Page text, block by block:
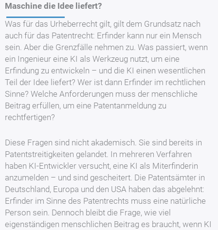
Maschine die Idee liefert?
Was für das Urheberrecht gilt, gilt dem Grundsatz nach
auch für das Patentrecht: Erfinder kann nur ein Mensch
sein. Aber die Grenzfälle nehmen zu. Was passiert, wenn
ein Ingenieur eine KI als Werkzeug nutzt, um eine
Erfindung zu entwickeln – und die KI einen wesentlichen
Teil der Idee liefert? Wer ist dann Erfinder im rechtlichen
Sinne? Welche Anforderungen muss der menschliche
Beitrag erfüllen, um eine Patentanmeldung zu
rechtfertigen?
Diese Fragen sind nicht akademisch. Sie sind bereits in
Patentstreitigkeiten gelandet. In mehreren Verfahren
haben KI-Entwickler versucht, eine KI als Miterfinderin
anzumelden – und sind gescheitert. Die Patentsämter in
Deutschland, Europa und den USA haben das abgelehnt:
Erfinder im Sinne des Patentrechts muss eine natürliche
Person sein. Dennoch bleibt die Frage, wie viel
eigenständigen menschlichen Beitrag es braucht, wenn KI